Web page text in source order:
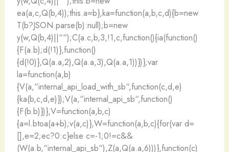
ea(a,c,Q(b,4));this.a=b},ka=function(a,b,c,d){b=new
T(b?JSON.parse(b):null);b=new
y(w,Q(b,4)||““);C(a.c,b,3,!1,c,function(){ia(function()
{F(a.b);d(!1)},function()
{d(!0)},Q(a.a,2),Q(a.a,3),Q(a.a,1))})};var
la=function(a,b)
{V(a,“internal_api_load_with_sb“,function(c,d,e)
{ka(b,c,d,e)});V(a,“internal_api_sb“,function()
{F(b.b)})},V=function(a,b,c)
{a=l.btoa(a+b);v(a,c)},W=function(a,b,c){for(var d=
[],e=2;ec?0:c}else c=-1;0!=c&&
(W(a.b,“internal_api_sb“),Z(a,Q(a.a,6)))},function(c)